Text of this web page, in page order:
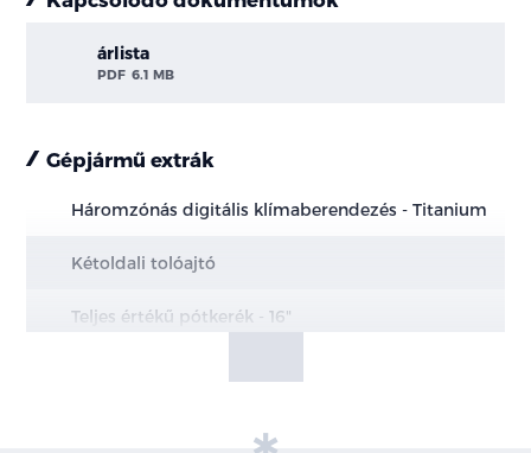
árlista
PDF 6.1 MB
Gépjármű extrák
Háromzónás digitális klímaberendezés - Titanium
Kétoldali tolóajtó
Teljes értékű pótkerék - 16"